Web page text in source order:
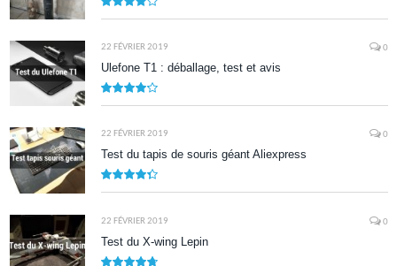
22 FÉVRIER 2019 0
Ulefone T1 : déballage, test et avis
22 FÉVRIER 2019 0
Test du tapis de souris géant Aliexpress
22 FÉVRIER 2019 0
Test du X-wing Lepin